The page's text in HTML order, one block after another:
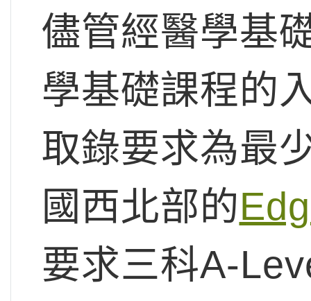
儘管經醫學基
學基礎課程的
取錄要求為最
國西北部的
要求三科A-